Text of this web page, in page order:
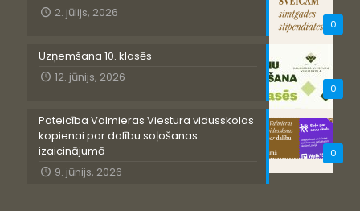
0
2. jūlijs, 2026
0
Uzņemšana 10. klasēs
12. jūnijs, 2026
0
Pateicība Valmieras Viestura vidusskolas
kopienai par dalību soļošanas
izaicinājumā
9. jūnijs, 2026